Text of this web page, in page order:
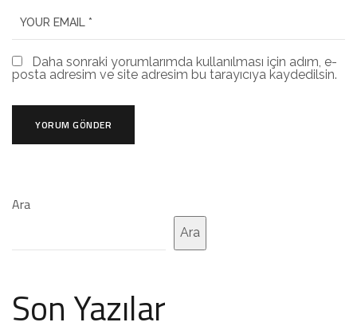
Daha sonraki yorumlarımda kullanılması için adım, e-
posta adresim ve site adresim bu tarayıcıya kaydedilsin.
Ara
Ara
Son Yazılar